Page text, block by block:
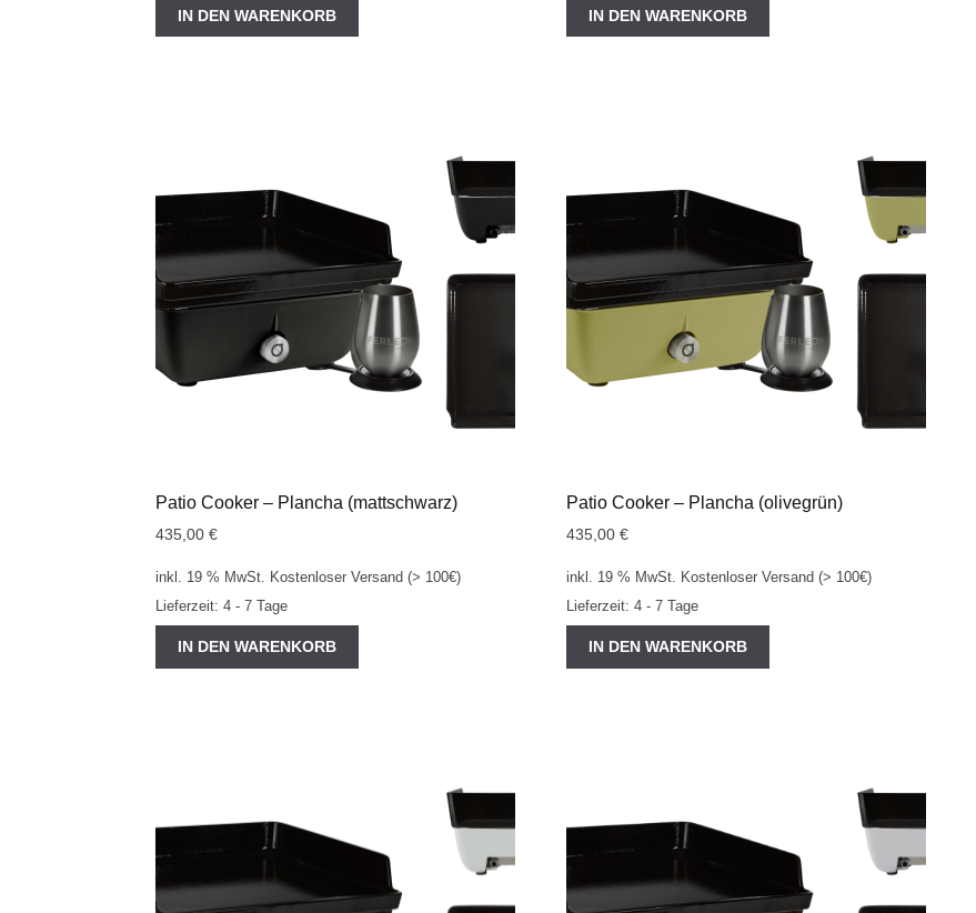
IN DEN WARENKORB IN DEN WARENKORB
Patio Cooker – Plancha (mattschwarz)
435,00€
inkl. 19 % MwSt. Kostenloser Versand (> 100€)
Lieferzeit:4 - 7 Tage
IN DEN WARENKORB
Patio Cooker – Plancha (olivegrün)
435,00€
inkl. 19 % MwSt. Kostenloser Versand (> 100€)
Lieferzeit:4 - 7 Tage
IN DEN WARENKORB